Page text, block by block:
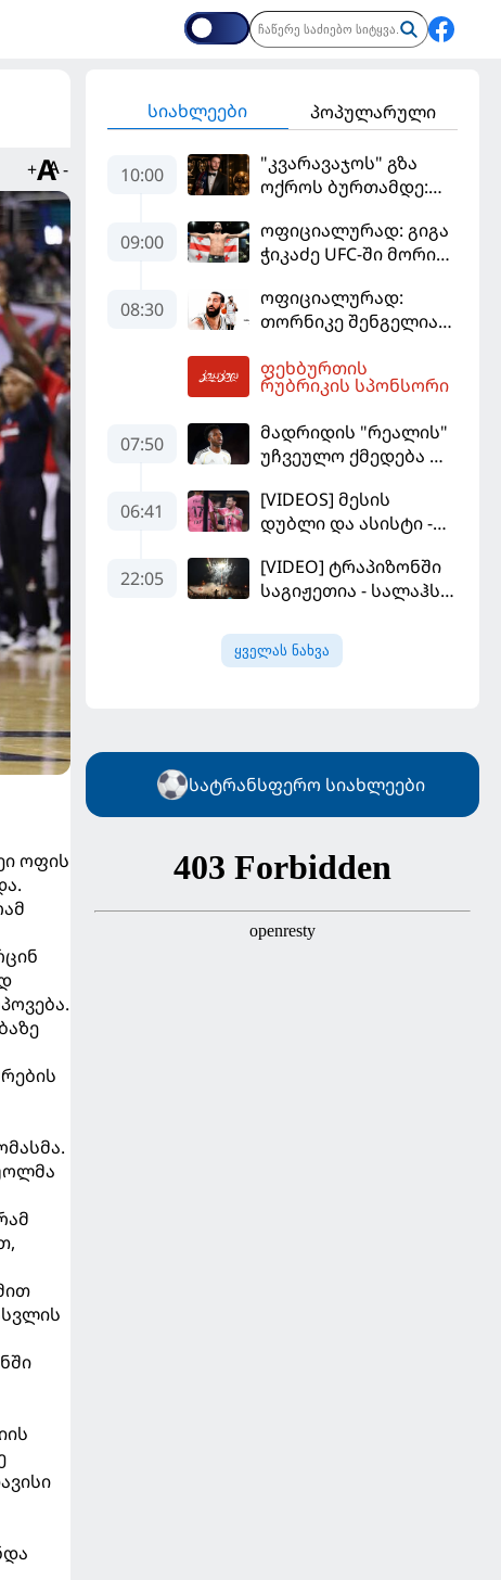
+ -
ოფის
სიახლეები პოპულარული
10:00
"კვარავაჯოს" გზა
ოქროს ბურთამდე:
ქართული ზღაპარი
09:00
ოფიციალურად: გიგა
ჭიკაძე UFC-ში მორიგ
სექტემბერში
გამართავს
08:30
ოფიციალურად:
თორნიკე შენგელია
კალათბურთელია
ფეხბურთის
რუბრიკის სპონსორი
07:50
მადრიდის "რეალის"
უჩვეულო ქმედება და
ვინისიუსის
მომავალი გადაწყდა
06:41
[VIDEOS] მესის
დუბლი და ასისტი -
"სან ლუისს" მოუგო
22:05
[VIDEO] ტრაპიზონში
საგიჟეთია - სალაჰს
დახვდა
ყველას ნახვა
სატრანსფერო სიახლეები